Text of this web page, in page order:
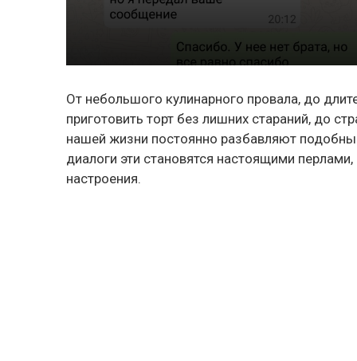
От небольшого кулинарного провала, до
приготовить торт без лишних стараний, до
нашей жизни постоянно разбавляют
диалоги эти становятся настоящими
настроения.